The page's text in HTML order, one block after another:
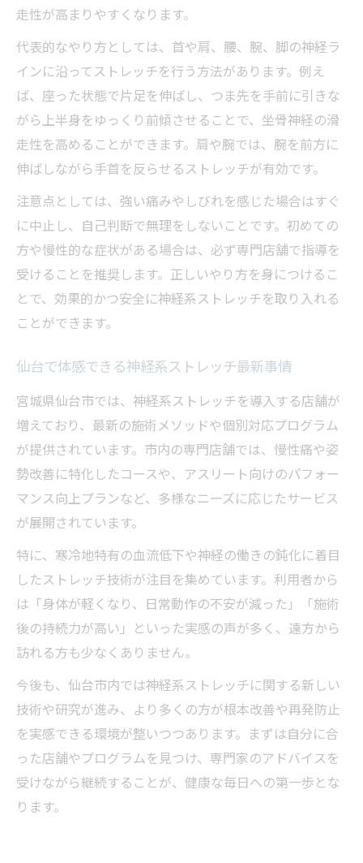
走性が高まりやすくなります。
代表的なやり方としては、首や肩、腰、腕、脚の神経ラ
インに沿ってストレッチを行う方法があります。例え
ば、座った状態で片足を伸ばし、つま先を手前に引きな
がら上半身をゆっくり前傾させることで、坐骨神経の滑
走性を高めることができます。肩や腕では、腕を前方に
伸ばしながら手首を反らせるストレッチが有効です。
注意点としては、強い痛みやしびれを感じた場合はすぐ
に中止し、自己判断で無理をしないことです。初めての
方や慢性的な症状がある場合は、必ず専門店舗で指導を
受けることを推奨します。正しいやり方を身につけるこ
とで、効果的かつ安全に神経系ストレッチを取り入れる
ことができます。
仙台で体感できる神経系ストレッチ最新事情
宮城県仙台市では、神経系ストレッチを導入する店舗が
増えており、最新の施術メソッドや個別対応プログラム
が提供されています。市内の専門店舗では、慢性痛や姿
勢改善に特化したコースや、アスリート向けのパフォー
マンス向上プランなど、多様なニーズに応じたサービス
が展開されています。
特に、寒冷地特有の血流低下や神経の働きの鈍化に着目
したストレッチ技術が注目を集めています。利用者から
は「身体が軽くなり、日常動作の不安が減った」「施術
後の持続力が高い」といった実感の声が多く、遠方から
訪れる方も少なくありません。
今後も、仙台市内では神経系ストレッチに関する新しい
技術や研究が進み、より多くの方が根本改善や再発防止
を実感できる環境が整いつつあります。まずは自分に合
った店舗やプログラムを見つけ、専門家のアドバイスを
受けながら継続することが、健康な毎日への第一歩とな
ります。